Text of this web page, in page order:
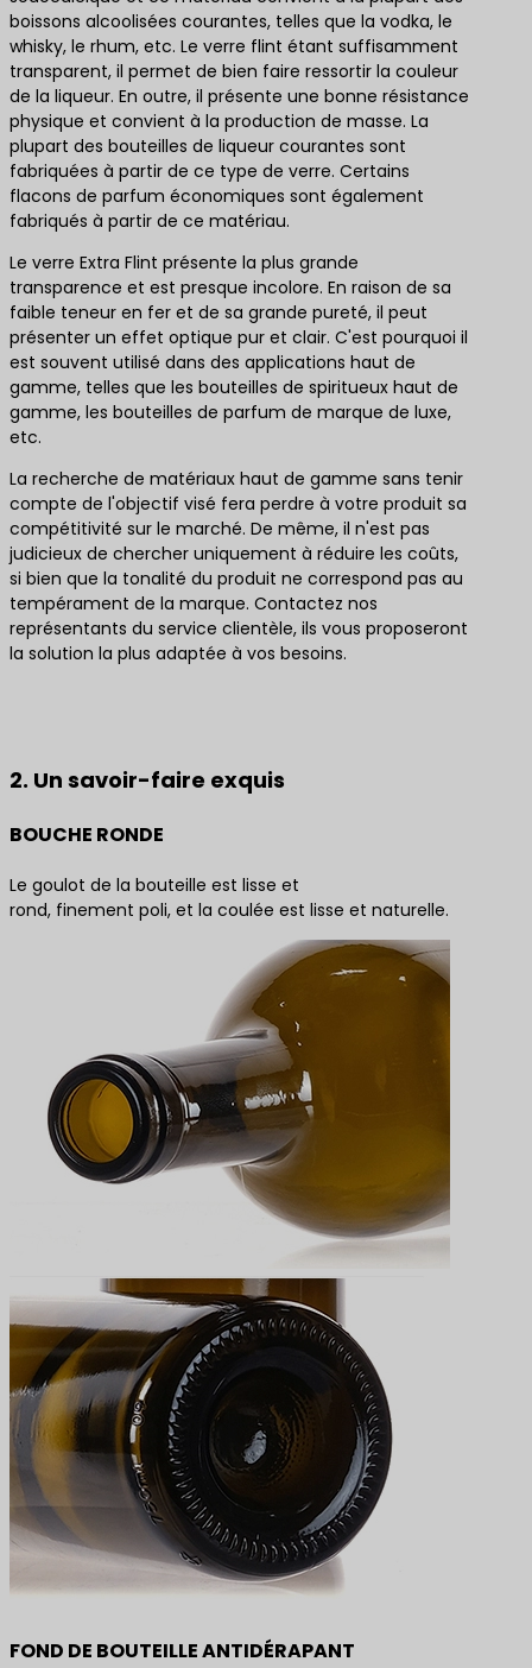
boissons alcoolisées courantes, telles que la vodka, le
whisky, le rhum, etc. Le verre flint étant suffisamment
transparent, il permet de bien faire ressortir la couleur
de la liqueur. En outre, il présente une bonne résistance
physique et convient à la production de masse. La
plupart des bouteilles de liqueur courantes sont
fabriquées à partir de ce type de verre. Certains
flacons de parfum économiques sont également
fabriqués à partir de ce matériau.
Le verre Extra Flint présente la plus grande
transparence et est presque incolore. En raison de sa
faible teneur en fer et de sa grande pureté, il peut
présenter un effet optique pur et clair. C'est pourquoi il
est souvent utilisé dans des applications haut de
gamme, telles que les bouteilles de spiritueux haut de
gamme, les bouteilles de parfum de marque de luxe,
etc.
La recherche de matériaux haut de gamme sans tenir
compte de l'objectif visé fera perdre à votre produit sa
compétitivité sur le marché. De même, il n'est pas
judicieux de chercher uniquement à réduire les coûts,
si bien que la tonalité du produit ne correspond pas au
tempérament de la marque. Contactez nos
représentants du service clientèle, ils vous proposeront
la solution la plus adaptée à vos besoins.
2. Un savoir-faire exquis
BOUCHE RONDE
Le goulot de la bouteille est lisse et
rond, finement poli, et la coulée est lisse et naturelle.
FOND DE BOUTEILLE ANTIDÉRAPANT